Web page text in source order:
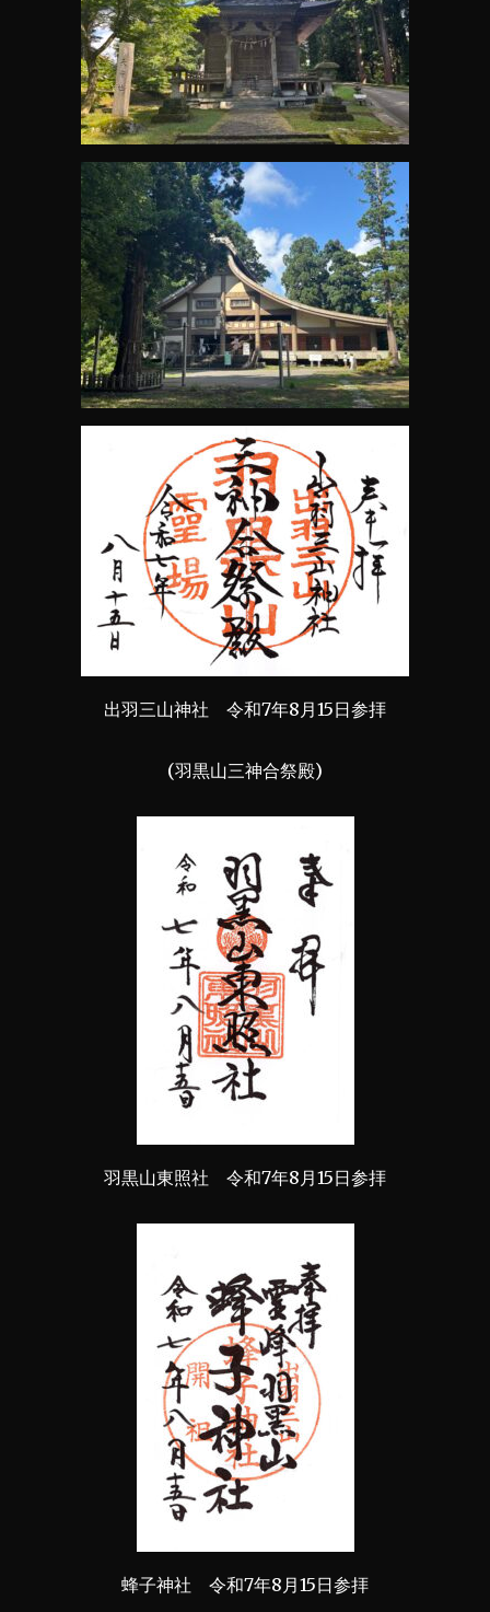
出羽三山神社 令和7年8月15日参拝
(羽黒山三神合祭殿)
羽黒山東照社 令和7年8月15日参拝
蜂子神社 令和7年8月15日参拝